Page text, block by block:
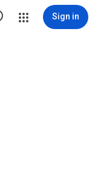
Sign in